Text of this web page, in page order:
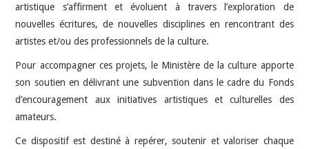
artistique s’affirment et évoluent à travers l’exploration de
nouvelles écritures, de nouvelles disciplines en rencontrant des
artistes et/ou des professionnels de la culture.
Pour accompagner ces projets, le Ministère de la culture apporte
son soutien en délivrant une subvention dans le cadre du Fonds
d’encouragement aux initiatives artistiques et culturelles des
amateurs.
Ce dispositif est destiné à repérer, soutenir et valoriser chaque